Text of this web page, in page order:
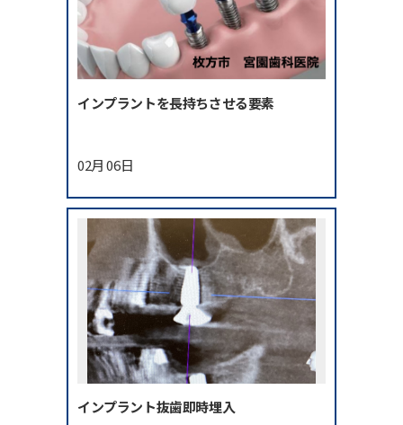
インプラントを長持ちさせる要素
02月 06日
インプラント抜歯即時埋入